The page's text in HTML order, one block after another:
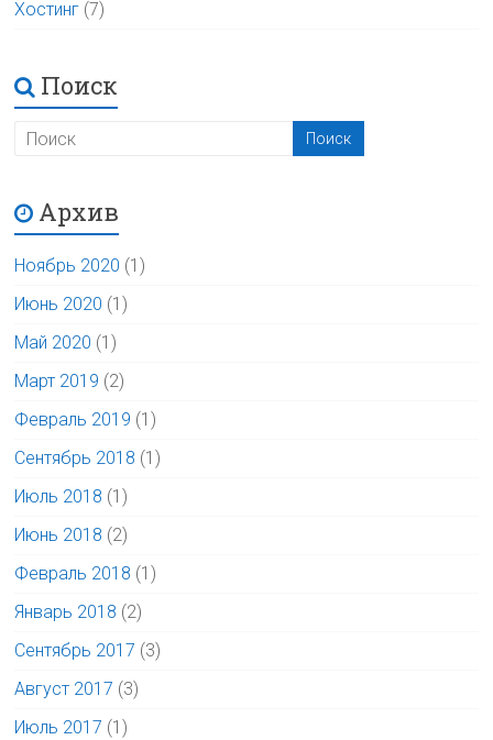
Хостинг (7)
Поиск
Архив
Ноябрь 2020 (1)
Июнь 2020 (1)
Май 2020 (1)
Март 2019 (2)
Февраль 2019 (1)
Сентябрь 2018 (1)
Июль 2018 (1)
Июнь 2018 (2)
Февраль 2018 (1)
Январь 2018 (2)
Сентябрь 2017 (3)
Август 2017 (3)
Июль 2017 (1)